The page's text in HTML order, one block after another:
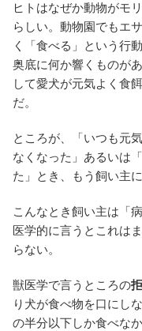
ヒトはなぜか動物がモ
らしい。動物園でもエ
く「食べる」という行
奥底に何か響くものが
して愛犬が元気よく食
だ。
ところが、「いつも元
なくなった」あるいは
た」とき、もう飼い主
こんなとき飼い主は「
医学的に言うとこれは
らない。
獣医学で言うところの
り犬が食べ物を口にし
の半分以下しか食べな